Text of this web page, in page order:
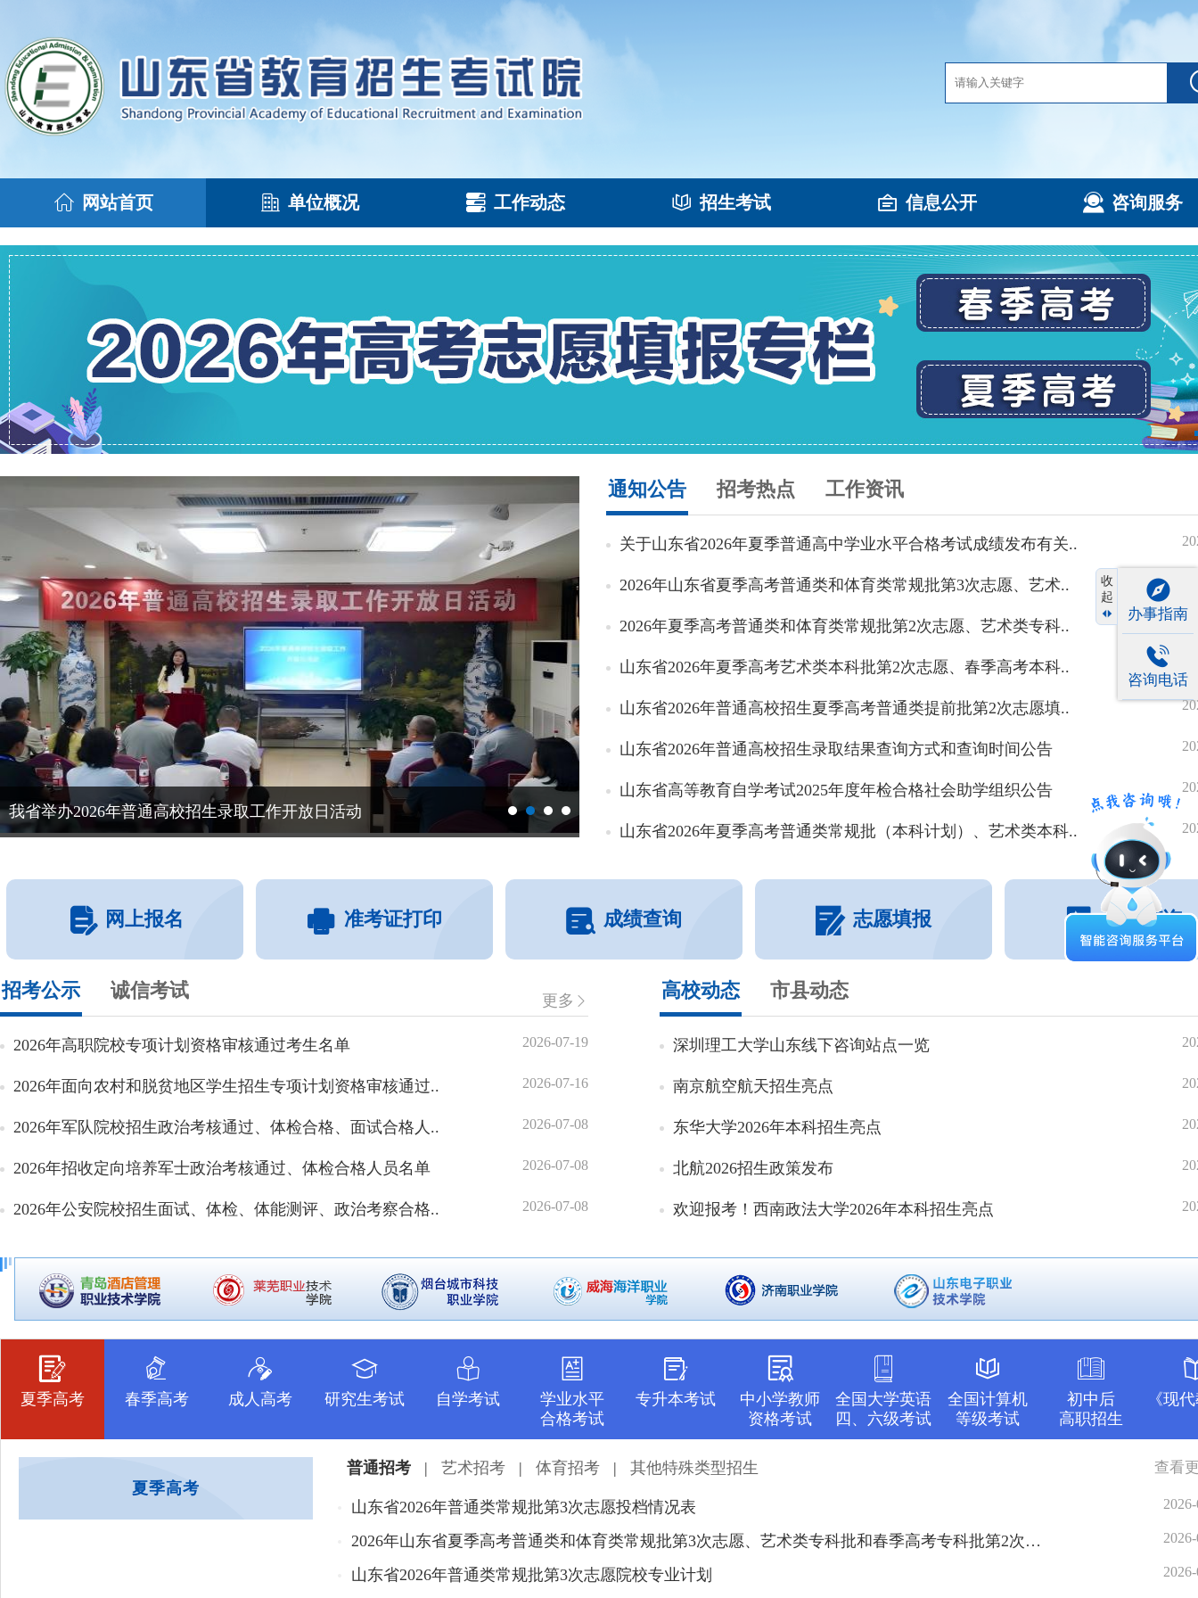
网站首页 单位概况 工作动态 招生考试 信息公开 咨询服务
我省举办2026年普通高校招生录取工作开放日活动
通知公告 招考热点 工作资讯
关于山东省2026年夏季普通高中学业水平合格考试成绩发布有关..
2026年山东省夏季高考普通类和体育类常规批第3次志愿、艺术..
2026年夏季高考普通类和体育类常规批第2次志愿、艺术类专科..
山东省2026年夏季高考艺术类本科批第2次志愿、春季高考本科..
山东省2026年普通高校招生夏季高考普通类提前批第2次志愿填..
山东省2026年普通高校招生录取结果查询方式和查询时间公告
山东省高等教育自学考试2025年度年检合格社会助学组织公告
山东省2026年夏季高考普通类常规批（本科计划）、艺术类本科..
网上报名 准考证打印 成绩查询 志愿填报 录取查询
招考公示 诚信考试 更多
2026年高职院校专项计划资格审核通过考生名单 2026-07-19
2026年面向农村和脱贫地区学生招生专项计划资格审核通过.. 2026-07-16
2026年军队院校招生政治考核通过、体检合格、面试合格人.. 2026-07-08
2026年招收定向培养军士政治考核通过、体检合格人员名单 2026-07-08
2026年公安院校招生面试、体检、体能测评、政治考察合格.. 2026-07-08
高校动态 市县动态
深圳理工大学山东线下咨询站点一览
南京航空航天招生亮点
东华大学2026年本科招生亮点
北航2026招生政策发布
欢迎报考！西南政法大学2026年本科招生亮点
夏季高考 春季高考 成人高考 研究生考试 自学考试
学业水平
合格考试
专升本考试
中小学教师
资格考试
全国大学英语
四、六级考试
全国计算机
等级考试
初中后
高职招生
《现
夏季高考
普通招考 | 艺术招考 | 体育招考 | 其他特殊类型招生 查看
山东省2026年普通类常规批第3次志愿投档情况表
2026年山东省夏季高考普通类和体育类常规批第3次志愿、艺术类专科批和春季高考专科批第2次志愿填报注..
山东省2026年普通类常规批第3次志愿院校专业计划
收
起
办事指南
咨询电话